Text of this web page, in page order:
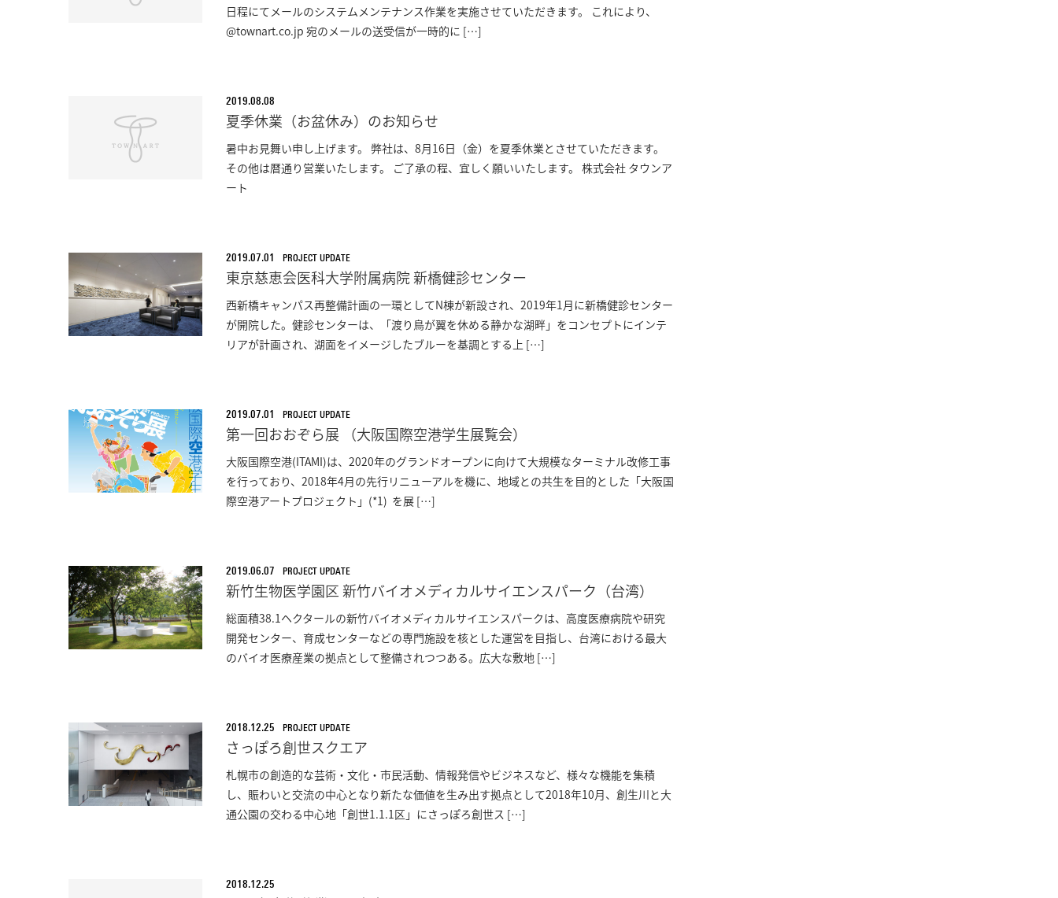
日程にてメールのシステムメンテナンス作業を実施させていただきます。 これにより、
@townart.co.jp 宛のメールの送受信が一時的に […]
2019.08.08
夏季休業（お盆休み）のお知らせ
暑中お見舞い申し上げます。 弊社は、8月16日（金）を夏季休業とさせていただきます。
その他は暦通り営業いたします。 ご了承の程、宜しく願いいたします。 株式会社 タウンア
ート
2019.07.01 PROJECT UPDATE
東京慈恵会医科大学附属病院 新橋健診センター
西新橋キャンパス再整備計画の一環としてN棟が新設され、2019年1月に新橋健診センター
が開院した。健診センターは、「渡り鳥が翼を休める静かな湖畔」をコンセプトにインテ
リアが計画され、湖面をイメージしたブルーを基調とする上 […]
2019.07.01 PROJECT UPDATE
第一回おおぞら展 （大阪国際空港学生展覧会）
大阪国際空港(ITAMI)は、2020年のグランドオープンに向けて大規模なターミナル改修工事
を行っており、2018年4月の先行リニューアルを機に、地域との共生を目的とした「大阪国
際空港アートプロジェクト」(*1) を展 […]
2019.06.07 PROJECT UPDATE
新竹生物医学園区 新竹バイオメディカルサイエンスパーク（台湾）
総面積38.1ヘクタールの新竹バイオメディカルサイエンスパークは、高度医療病院や研究
開発センター、育成センターなどの専門施設を核とした運営を目指し、台湾における最大
のバイオ医療産業の拠点として整備されつつある。広大な敷地 […]
2018.12.25 PROJECT UPDATE
さっぽろ創世スクエア
札幌市の創造的な芸術・文化・市民活動、情報発信やビジネスなど、様々な機能を集積
し、賑わいと交流の中心となり新たな価値を生み出す拠点として2018年10月、創生川と大
通公園の交わる中心地「創世1.1.1区」にさっぽろ創世ス […]
2018.12.25